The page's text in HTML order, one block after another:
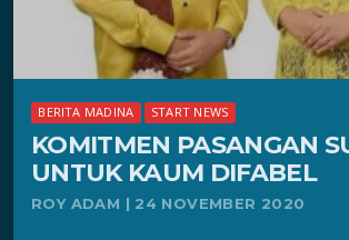
BERITA MADINA START NEWS
KOMITMEN PASANGAN
UNTUK KAUM DIFABEL
ROY ADAM | 24 NOVEMBER 2020